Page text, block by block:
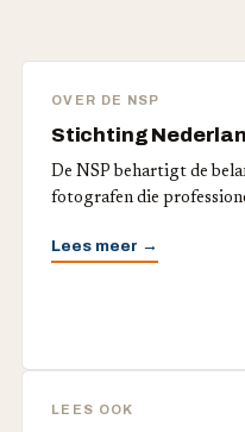
OVER DE NSP
Stichting
De NSP behartigt de
fotografen die
Lees meer →
LEES OOK